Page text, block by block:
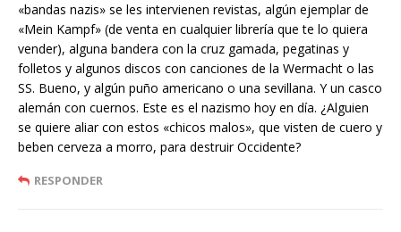
«bandas nazis» se les intervienen revistas, algún ejemplar de
«Mein Kampf» (de venta en cualquier librería que te lo quiera
vender), alguna bandera con la cruz gamada, pegatinas y
folletos y algunos discos con canciones de la Wermacht o las
SS. Bueno, y algún puño americano o una sevillana. Y un casco
alemán con cuernos. Este es el nazismo hoy en día. ¿Alguien
se quiere aliar con estos «chicos malos», que visten de cuero y
beben cerveza a morro, para destruir Occidente?
RESPONDER